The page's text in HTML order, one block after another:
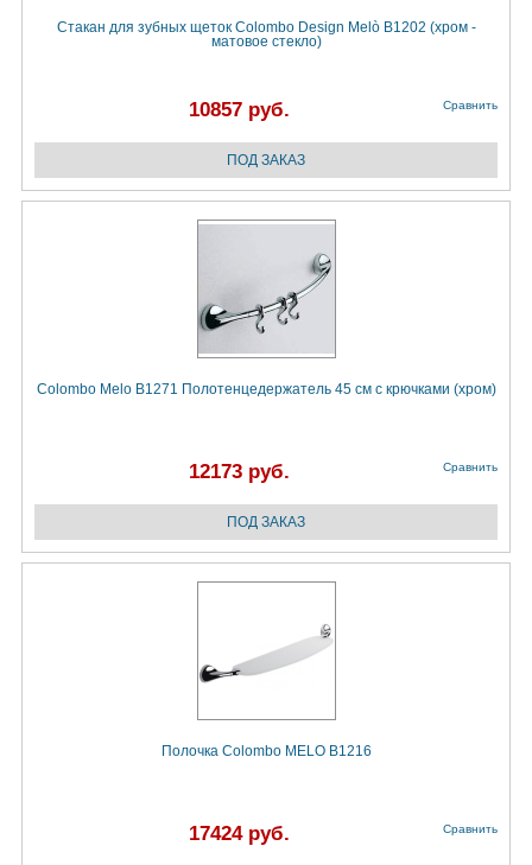
Стакан для зубных щеток Colombo Design Melò B1202 (хром -
матовое стекло)
10857 руб. Сравнить
Colombo Melo B1271 Полотенцедержатель 45 см с крючками (хром)
12173 руб. Сравнить
Полочка Colombo MELO B1216
17424 руб. Сравнить